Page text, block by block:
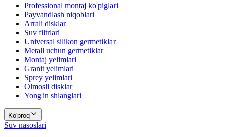
Professional montaj ko'piglari
Payvandlash niqoblari
Arrali disklar
Suv filtrlari
Universal silikon germetiklar
Metall uchun germetiklar
Montaj yelimlari
Granit yelimlari
Sprey yelimlari
Olmosli disklar
Yong'in shlanglari
Ko'proq
Suv nasoslari